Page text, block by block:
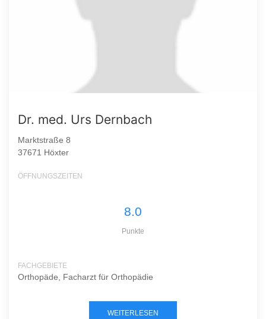
Dr. med. Urs Dernbach
Marktstraße 8
37671 Höxter
ÖFFNUNGSZEITEN
8.0
Punkte
FACHGEBIETE
Orthopäde, Facharzt für Orthopädie
WEITERLESEN